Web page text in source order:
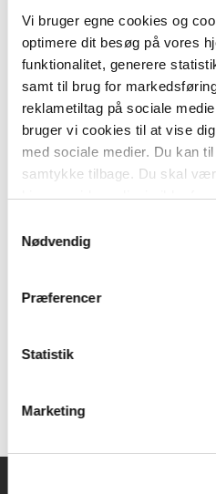
Vi bruger egne cookies og
optimere dit besøg på vores
funktionalitet, generere
samt til brug for
reklametiltag på sociale
bruger vi cookies til at vise
med sociale medier. Du kan
samtykke tilbage. Du skal
hjemmeside muligvis ikke
Nødvendig
Præferencer
Statistik
Marketing
langt mere effektive
organisationer vil ikke
Bogen forklarer teorien
hvad man som leder skal
sætter medarbejderne fri.
plan for, hvordan din
processen an i praksis,
transformationen. Og
lang række
med empowerment,
Til bogen hører nogle